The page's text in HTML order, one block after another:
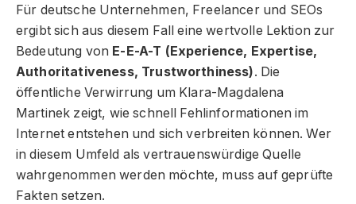
Für deutsche Unternehmen, Freelancer und SEOs
ergibt sich aus diesem Fall eine wertvolle Lektion zur
Bedeutung von E-E-A-T (Experience, Expertise,
Authoritativeness, Trustworthiness). Die
öffentliche Verwirrung um Klara-Magdalena
Martinek zeigt, wie schnell Fehlinformationen im
Internet entstehen und sich verbreiten können. Wer
in diesem Umfeld als vertrauenswürdige Quelle
wahrgenommen werden möchte, muss auf geprüfte
Fakten setzen.